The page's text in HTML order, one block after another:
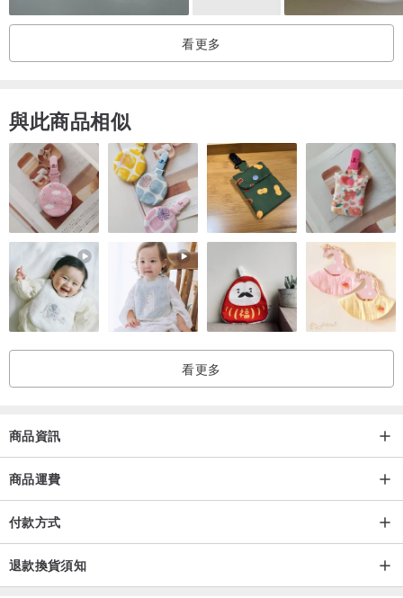
►材質
可以依照個人需求訂製925銀或14k包金鏈
►延長鏈（緩衝扣）
如果不希望延長鏈（緩衝扣）留太長，都可以改短
✦隨意扣✦
任意款隨意扣都可以改吊墜（下單時，請備註）
✦玉石綁件✦
凡是翡翠都可以設計綁件
如：包包掛飾/手機掛飾/車上掛飾/桌上掛飾/門上掛飾...等等
Step1.聯絡我們（裸石挑選）
Step3.進行報價
Step4.最後確認及訂金付款
（使用南非真鑽/18K金）
客製化商品，不接受退換貨服務
看更多
與此商品相似
看更多
商品資訊
商品運費
付款方式
退款換貨須知